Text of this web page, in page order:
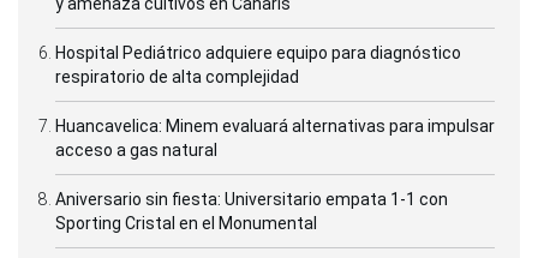
Hospital Pediátrico adquiere equipo para diagnóstico
respiratorio de alta complejidad
Huancavelica: Minem evaluará alternativas para impulsar
acceso a gas natural
Aniversario sin fiesta: Universitario empata 1-1 con
Sporting Cristal en el Monumental